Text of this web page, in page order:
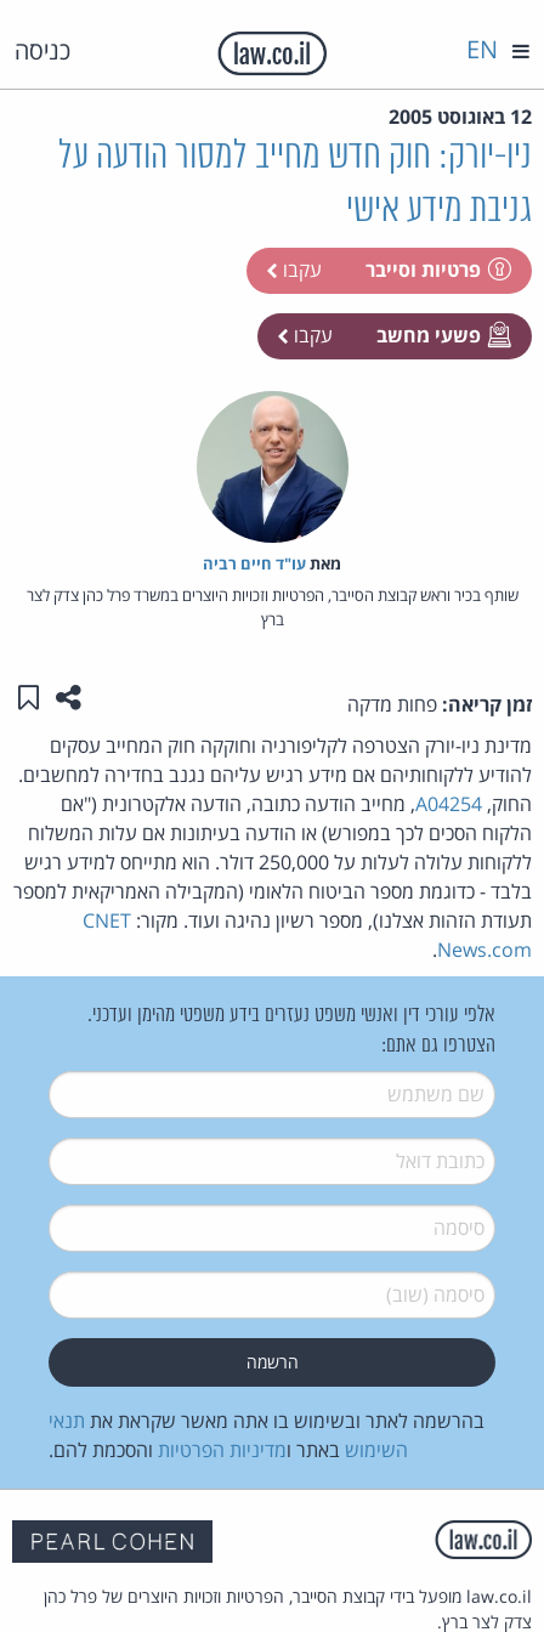
כניסה EN
12 באוגוסט 2005
ניו-יורק: חוק חדש מחייב למסור הודעה על
גניבת מידע אישי
פרטיות וסייבר עקבו
פשעי מחשב עקבו
מאת‏עו"ד חיים רביה
שותף בכיר וראש קבוצת הסייבר, הפרטיות וזכויות היוצרים במשרד פרל כהן צדק לצר
ברץ
זמן קריאה: פחות מדקה שתפו
מדינת ניו-יורק הצטרפה לקליפורניה וחוקקה חוק המחייב עסקים
להודיע ללקוחותיהם אם מידע רגיש עליהם נגנב בחדירה למחשבים.
החוק, A04254, מחייב הודעה כתובה, הודעה אלקטרונית ("אם
הלקוח הסכים לכך במפורש) או הודעה בעיתונות אם עלות המשלוח
ללקוחות עלולה לעלות על 250,000 דולר. הוא מתייחס למידע רגיש
בלבד - כדוגמת מספר הביטוח הלאומי (המקבילה האמריקאית למספר
תעודת הזהות אצלנו), מספר רשיון נהיגה ועוד. מקור: CNET
News.com
.
אלפי עורכי דין ואנשי משפט נעזרים בידע משפטי מהימן ועדכני.
הצטרפו גם אתם:
שם משתמש*
דואל*
סיסמה*
סיסמה (שוב)*
בהרשמה לאתר ובשימוש בו אתה מאשר שקראת את תנאי
השימוש באתר ומדיניות הפרטיות והסכמת להם.
law.co.il מופעל בידי קבוצת הסייבר, הפרטיות וזכויות היוצרים של פרל כהן
צדק לצר ברץ.